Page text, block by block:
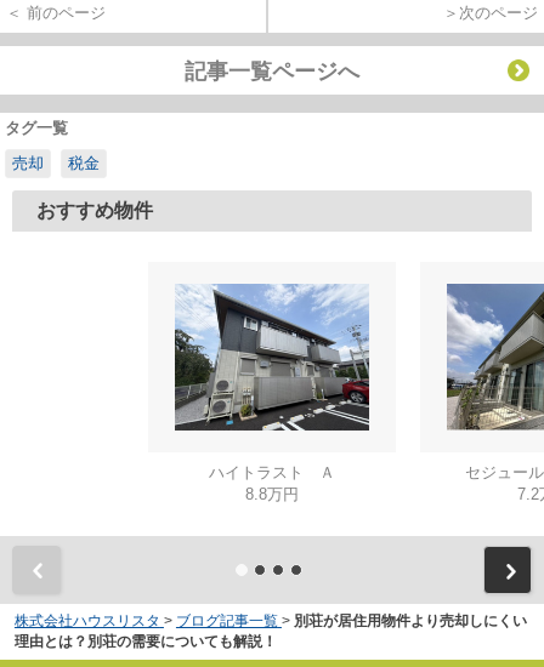
＜ 前のページ ＞次のページ
記事一覧ページへ
タグ一覧
売却
税金
おすすめ物件
ハイトラスト Ａ
8.8万円
セジュー
7.2
株式会社ハウスリスタ > ブログ記事一覧 > 別荘が居住用物件より売却しにくい
理由とは？別荘の需要についても解説！